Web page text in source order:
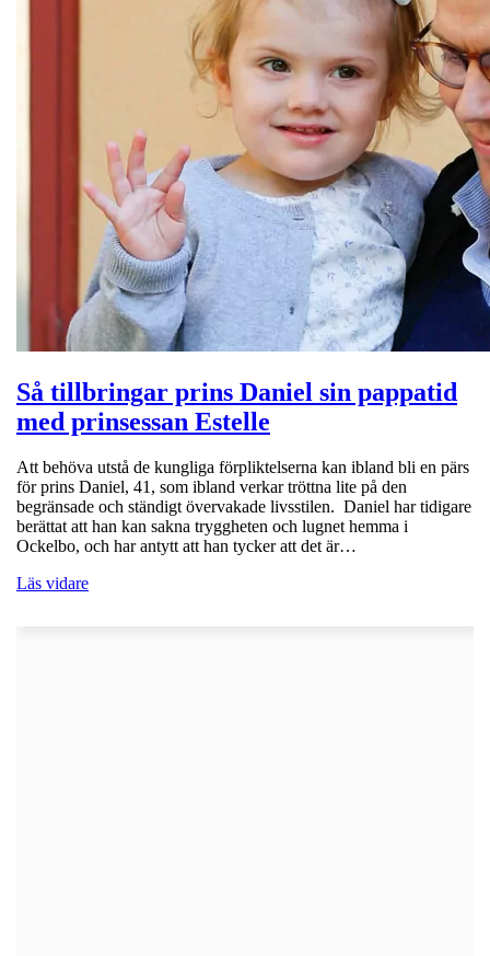
Så tillbringar prins Daniel sin pappatid
med prinsessan Estelle
Att behöva utstå de kungliga förpliktelserna kan ibland bli en pärs
för prins Daniel, 41, som ibland verkar tröttna lite på den
begränsade och ständigt övervakade livsstilen. Daniel har tidigare
berättat att han kan sakna tryggheten och lugnet hemma i
Ockelbo, och har antytt att han tycker att det är…
Läs vidare